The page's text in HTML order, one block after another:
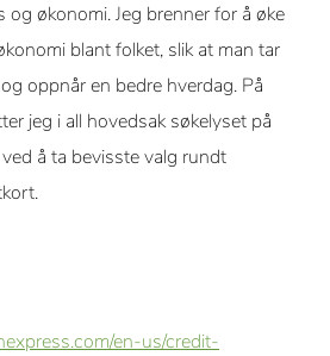
og økonomi. Jeg brenner for å øke
blant folket, slik at man tar
oppnår en bedre hverdag. På
jeg i all hovedsak søkelyset på
å ta bevisste valg rundt
en-us/credit-